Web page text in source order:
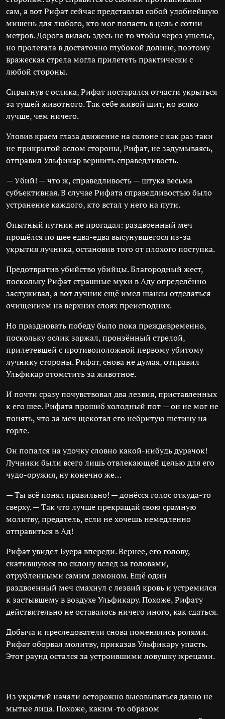
сам, а вот Рифат сейчас представлял собой удобнейшую
мишень для любого, кто мог попасть в цель с сотни
метров. Дорога вилась здесь не то чтобы через ущелье,
но пролегала в достаточно глубокой долине, поэтому
вражеская стрела могла прилететь практически с
любой стороны.
Спрыгнув с ослика, Рифат постарался отчасти укрыться
за тушей животного. Так себе живой щит, но всяко
лучше, чем ничего.
Уловив краем глаза движение на склоне с как раз таки
не прикрытой ослом стороны, Рифат, не задумываясь,
отправил Ульфикар вершить справедливость.
— Убий! — что ж, справедливость — штука весьма
субъективная. В случае Рифата справедливостью было
устранение каждого, кто встал у него на пути.
Опытный путник не прогадал: раздвоенный меч
прошёлся по шее едва-едва высунувшегося из-за
укрытия лучника, остановив того от плохого поступка.
Предотвратив убийство убийцы. Благородный жест,
поскольку Рифат страшные муки в Аду определённо
заслуживал, а вот лучник ещё имел шансы отделаться
очищением на верхних слоях преисподних.
Но праздновать победу было пока преждевременно,
поскольку ослик заржал, пронзённый стрелой,
прилетевшей с противоположной первому убитому
лучнику стороны. Рифат, снова не думая, отправил
Ульфикар отомстить за животное.
И почти сразу почувствовал два лезвия, приставленных
к его шее. Рифата прошиб холодный пот — он не мог не
понять, что за меч щекотал его небритую щетину на
горле.
Он попался на удочку словно какой-нибудь дурачок!
Лучники были всего лишь отвлекающей целью для его
чудо-оружия, ну конечно же…
— Ты всё понял правильно! — донёсся голос откуда-то
сверху. — Так что лучше прекращай свою срамную
молитву, предатель, если не хочешь немедленно
отправиться в Ад!
Рифат увидел Буера впереди. Вернее, его голову,
скатившуюся по склону вслед за головами,
отрубленными самим демоном. Ещё один
раздвоенный меч смахнул с лезвий кровь и устремился
к застывшему в воздухе Ульфикару. Похоже, Рифату
действительно не оставалось ничего иного, как сдаться.
Добыча и преследователи снова поменялись ролями.
Рифат оборвал молитву, приказав Ульфикару упасть.
Этот раунд остался за устроившими ловушку жрецами.
Из укрытий начали осторожно высовываться давно не
мытые лица. Похоже, каким-то образом